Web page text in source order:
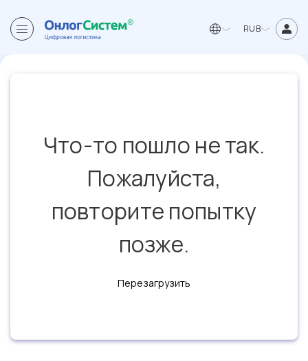
RUB
Что-то пошло не так.
Пожалуйста,
повторите попытку
позже.
Перезагрузить